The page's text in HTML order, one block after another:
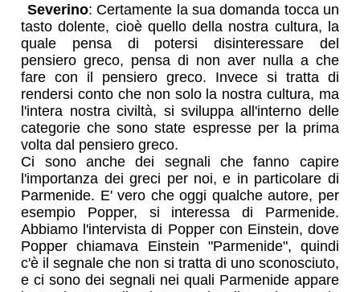
Severino: Certamente la sua domanda tocca un
tasto dolente, cioè quello della nostra cultura, la
quale pensa di potersi disinteressare del
pensiero greco, pensa di non aver nulla a che
fare con il pensiero greco. Invece si tratta di
rendersi conto che non solo la nostra cultura, ma
l'intera nostra civiltà, si sviluppa all'interno delle
categorie che sono state espresse per la prima
volta dal pensiero greco.
Ci sono anche dei segnali che fanno capire
l'importanza dei greci per noi, e in particolare di
Parmenide. E' vero che oggi qualche autore, per
esempio Popper, si interessa di Parmenide.
Abbiamo l'intervista di Popper con Einstein, dove
Popper chiamava Einstein "Parmenide", quindi
c'è il segnale che non si tratta di uno sconosciuto,
e ci sono dei segnali nei quali Parmenide appare